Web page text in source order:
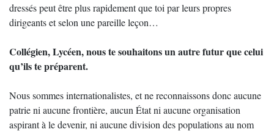
dressés peut être plus rapidement que toi par leurs propres
dirigeants et selon une pareille leçon…
Collégien, Lycéen, nous te souhaitons un autre futur que celui
qu’ils te préparent.
Nous sommes internationalistes, et ne reconnaissons donc aucune
patrie ni aucune frontière, aucun État ni aucune organisation
aspirant à le devenir, ni aucune division des populations au nom